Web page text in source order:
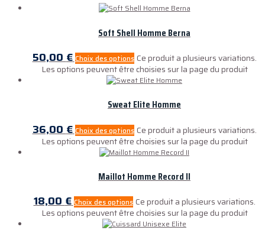
Soft Shell Homme Berna
50,00€ Choix des options Ce produit a plusieurs variations.
Les options peuvent être choisies sur la page du produit
Sweat Elite Homme
36,00 € Choix des options Ce produit a plusieurs variations.
Les options peuvent être choisies sur la page du produit
Maillot Homme Record II
18,00€ Choix des options Ce produit a plusieurs variations.
Les options peuvent être choisies sur la page du produit